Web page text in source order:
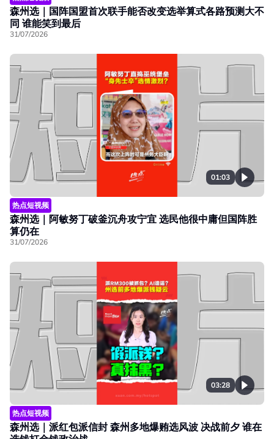
森州选｜国阵国盟首次联手能否改变选举算式各路预测大不
同 谁能笑到最后
31/07/2026
01:03
热点短视频
森州选｜阿敏努丁破釜沉舟攻宁宜 选民他很中庸但国阵胜
算仍在
31/07/2026
03:28
热点短视频
森州选｜派红包派信封 森州多地爆贿选风波 决战前夕 谁在